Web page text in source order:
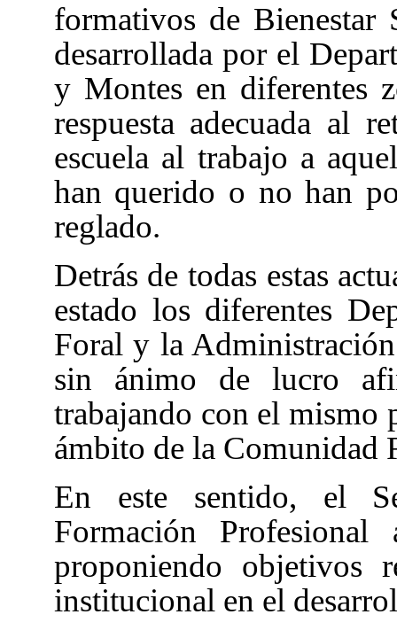
formativos de
desarrollada por el
y Montes en diferentes
respuesta adecuada al
escuela al trabajo a
han querido o no han
reglado.
Detrás de todas estas
estado los diferentes
Foral y la
sin ánimo de lucro
trabajando con el mismo
ámbito de la Comunidad
En este sentido, el
Formación
proponiendo objetivos
institucional en el